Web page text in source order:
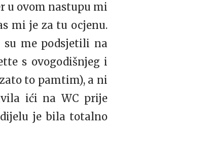
u ovom nastupu mi
mi je za tu ocjenu.
su me podsjetili na
s ovogodišnjeg i
to pamtim), a ni
ići na WC prije
je bila totalno